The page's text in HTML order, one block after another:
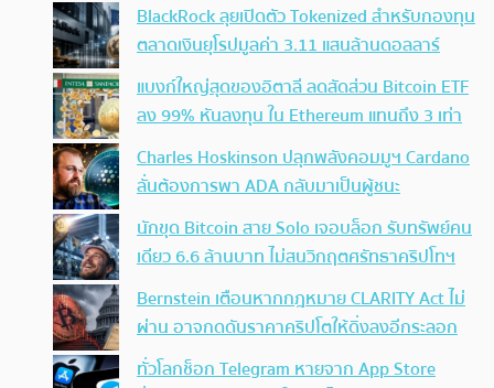
BlackRock ลุยเปิดตัว Tokenized สำหรับกองทุน
ตลาดเงินยุโรปมูลค่า 3.11 แสนล้านดอลลาร์
แบงก์ใหญ่สุดของอิตาลี ลดสัดส่วน Bitcoin ETF
ลง 99% หันลงทุน ใน Ethereum แทนถึง 3 เท่า
Charles Hoskinson ปลุกพลังคอมมูฯ Cardano
ลั่นต้องการพา ADA กลับมาเป็นผู้ชนะ
นักขุด Bitcoin สาย Solo เจอบล็อก รับทรัพย์คน
เดียว 6.6 ล้านบาท ไม่สนวิกฤตศรัทธาคริปโทฯ
Bernstein เตือนหากกฎหมาย CLARITY Act ไม่
ผ่าน อาจกดดันราคาคริปโตให้ดิ่งลงอีกระลอก
ทั่วโลกช็อก Telegram หายจาก App Store